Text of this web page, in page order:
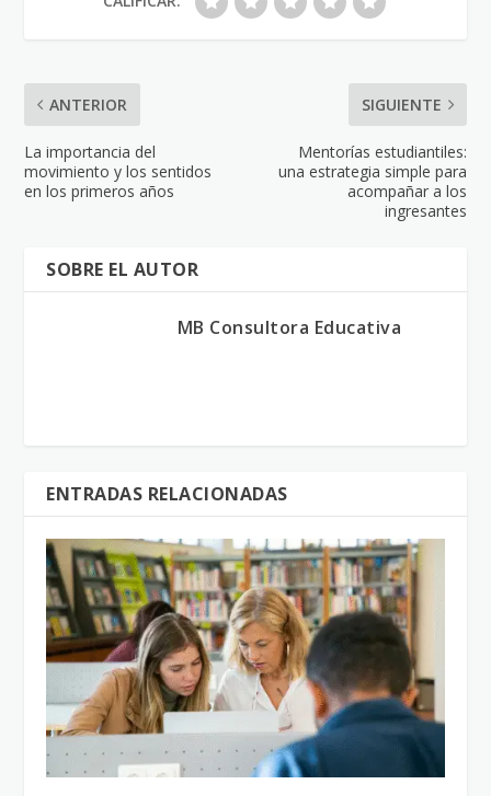
ANTERIOR
La importancia del
movimiento y los sentidos
en los primeros años
SIGUIENTE
Mentorías estudiantiles:
una estrategia simple para
acompañar a los
ingresantes
SOBRE EL AUTOR
MB Consultora Educativa
ENTRADAS RELACIONADAS